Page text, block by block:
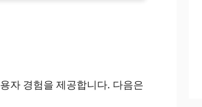
자 경험을 제공합니다. 다음은